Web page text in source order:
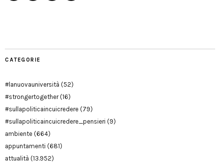
CATEGORIE
#lanuovauniversità (52)
#strongertogether(16)
#sullapoliticaincuicredere (79)
#sullapoliticaincuicredere_pensieri (9)
ambiente (664)
appuntamenti (681)
attualità (13.952)